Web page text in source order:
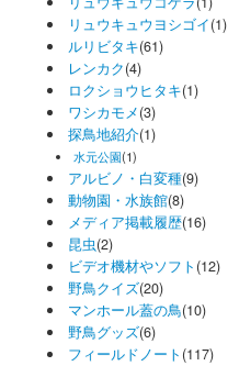
リュウキュウヨシゴイ(1)
ルリビタキ(61)
レンカク(4)
ロクショウヒタキ(1)
ワシカモメ(3)
探鳥地紹介(1)
水元公園(1)
アルビノ・白変種(9)
動物園・水族館(8)
メディア掲載履歴(16)
昆虫(2)
ビデオ機材やソフト (12)
野鳥クイズ(20)
マンホール蓋の鳥(10)
野鳥グッズ(6)
フィールドノート (117)